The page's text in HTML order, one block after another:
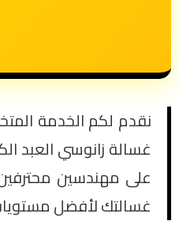
نقدم لكم الخدمة
غسالة زانوسي العبد
على مهندسين محترفين
غسالتك لأفضل